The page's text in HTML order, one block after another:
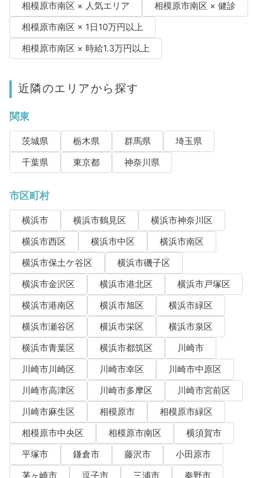
相模原市南区 × 人気エリア
相模原市南区 × 健診
相模原市南区 × 1日10万円以上
相模原市南区 × 時給1.3万円以上
近隣のエリアから探す
関東
茨城県 栃木県 群馬県
埼玉県
千葉県
東京都 神奈川県
市区町村
横浜市 横浜市鶴見区
横浜市神奈川区
横浜市西区
横浜市中区
横浜市南区
横浜市保土ケ谷区
横浜市磯子区
横浜市金沢区
横浜市港北区
横浜市戸塚区
横浜市港南区
横浜市旭区
横浜市緑区
横浜市瀬谷区
横浜市栄区
横浜市泉区
横浜市青葉区
横浜市都筑区
川崎市
川崎市川崎区
川崎市幸区
川崎市中原区
川崎市高津区
川崎市多摩区
川崎市宮前区
川崎市麻生区
相模原市
相模原市緑区
相模原市中央区
相模原市南区
横須賀市
平塚市
鎌倉市 藤沢市
小田原市